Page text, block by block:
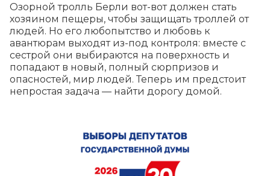
Озорной тролль Берли вот-вот должен стать
хозяином пещеры, чтобы защищать троллей от
людей. Но его любопытство и любовь к
авантюрам выходят из-под контроля: вместе с
сестрой они выбираются на поверхность и
попадают в новый, полный сюрпризов и
опасностей, мир людей. Теперь им предстоит
непростая задача — найти дорогу домой.